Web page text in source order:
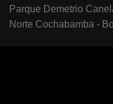
Parque Demetrio
Norte Cochabamba -